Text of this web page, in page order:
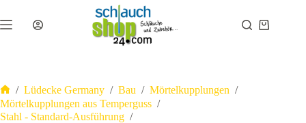
Inhalt
springen
Warenkorb
Start
/ Lüdecke Germany / Bau / Mörtelkupplungen /
Mörtelkupplungen aus Temperguss /
Stahl - Standard-Ausführung /